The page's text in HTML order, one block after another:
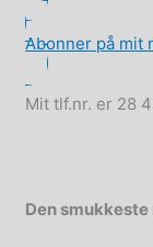
Abonner på mit
Mit tlf.nr. er 28
Den